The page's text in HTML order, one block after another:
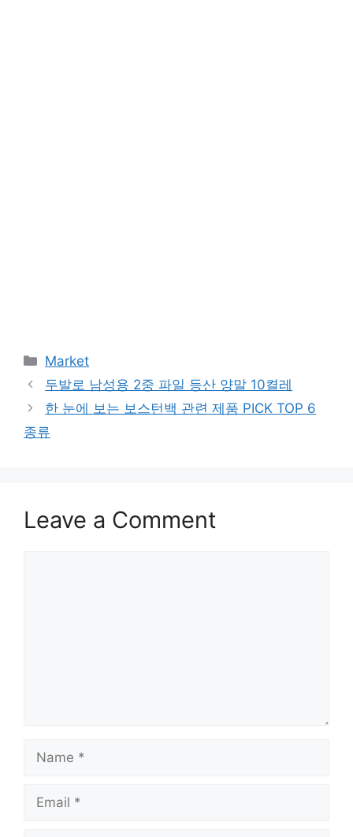
Categories
Market
두발로 남성용 2중 파일 등산 양말 10켤레
한 눈에 보는 보스턴백 관련 제품 PICK TOP 6
종류
Leave a Comment
Name
Email